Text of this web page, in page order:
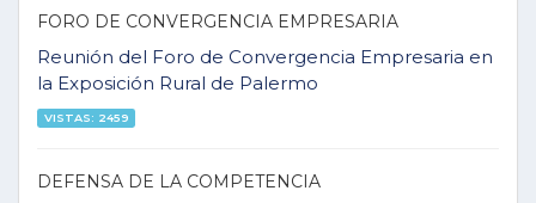
FORO DE CONVERGENCIA EMPRESARIA
Reunión del Foro de Convergencia Empresaria en
la Exposición Rural de Palermo
VISTAS: 2459
DEFENSA DE LA COMPETENCIA